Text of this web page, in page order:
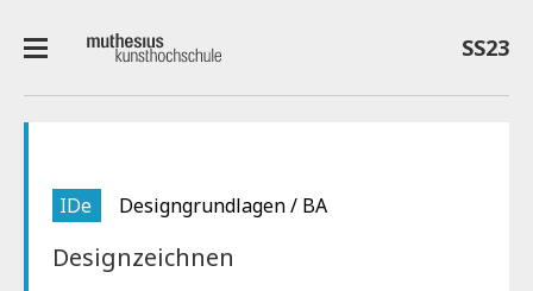
SS23
IDe Designgrundlagen / BA
Designzeichnen